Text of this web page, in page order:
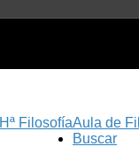
Aula de
Hª Filosofía
Buscar